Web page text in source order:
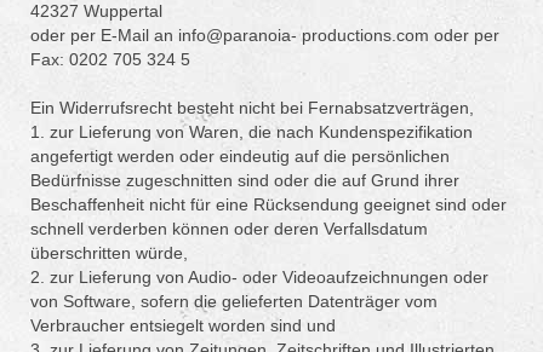
42327 Wuppertal
oder per E-Mail an info@paranoia- productions.com oder per
Fax: 0202 705 324 5
Ein Widerrufsrecht besteht nicht bei Fernabsatzverträgen,
1. zur Lieferung von Waren, die nach Kundenspezifikation
angefertigt werden oder eindeutig auf die persönlichen
Bedürfnisse zugeschnitten sind oder die auf Grund ihrer
Beschaffenheit nicht für eine Rücksendung geeignet sind oder
schnell verderben können oder deren Verfallsdatum
überschritten würde,
2. zur Lieferung von Audio- oder Videoaufzeichnungen oder
von Software, sofern die gelieferten Datenträger vom
Verbraucher entsiegelt worden sind und